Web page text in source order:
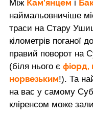
Між Кам'янцем і
наймальовничіше
траси на Стару
кілометрів поганої
правий поворот на
(біля нього є фіорд,
норвезьким!). Та
на вас у самому
кліренсом може